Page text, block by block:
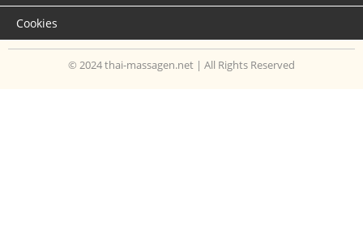
Cookies
© 2024 thai-massagen.net | All Rights Reserved